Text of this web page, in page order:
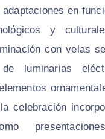
en
y
con velas
luminarias
celebración